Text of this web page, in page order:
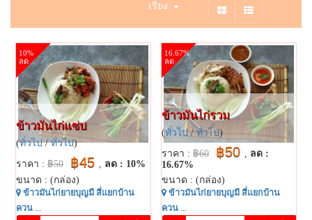
เรียง
10%
ลด
ข้าวมันไก่แซ่บ
(ทั่วไป/ทั่วไป)
ราคา : ฿50 ฿45 , ลด : 10%
ขนาด : (กล่อง)
ข้าวมันไก่ยายบุญมี สี่แยกบ้าน
ควน ...
16.67%
ลด
ข้าวมันไก่รวม
(ทั่วไป/ทั่วไป)
ราคา : ฿60 ฿50 , ลด :
16.67%
ขนาด : (กล่อง)
ข้าวมันไก่ยายบุญมี สี่แยกบ้าน
ควน ...